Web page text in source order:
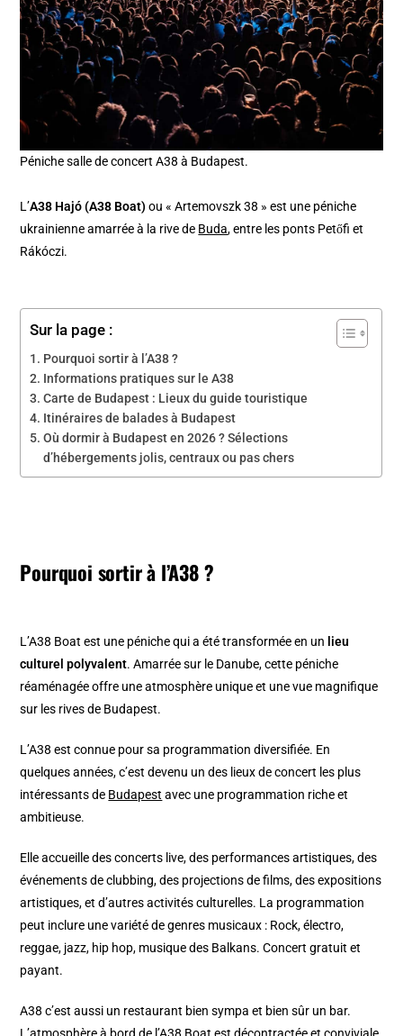
Péniche salle de concert A38 à Budapest.
L’A38 Hajó (A38 Boat) ou « Artemovszk 38 » est une péniche
ukrainienne amarrée à la rive de Buda, entre les ponts Petőfi et
Rákóczi.
Sur la page :
Pourquoi sortir à l’A38 ?
Informations pratiques sur le A38
Carte de Budapest : Lieux du guide touristique
Itinéraires de balades à Budapest
Où dormir à Budapest en 2026 ? Sélections
d’hébergements jolis, centraux ou pas chers
Pourquoi sortir à l’A38 ?
L’A38 Boat est une péniche qui a été transformée en un lieu
culturel polyvalent. Amarrée sur le Danube, cette péniche
réaménagée offre une atmosphère unique et une vue magnifique
sur les rives de Budapest.
L’A38 est connue pour sa programmation diversifiée. En
quelques années, c’est devenu un des lieux de concert les plus
intéressants de Budapest avec une programmation riche et
ambitieuse.
Elle accueille des concerts live, des performances artistiques, des
événements de clubbing, des projections de films, des expositions
artistiques, et d’autres activités culturelles. La programmation
peut inclure une variété de genres musicaux : Rock, électro,
reggae, jazz, hip hop, musique des Balkans. Concert gratuit et
payant.
A38 c’est aussi un restaurant bien sympa et bien sûr un bar.
L’atmosphère à bord de l’A38 Boat est décontractée et conviviale.